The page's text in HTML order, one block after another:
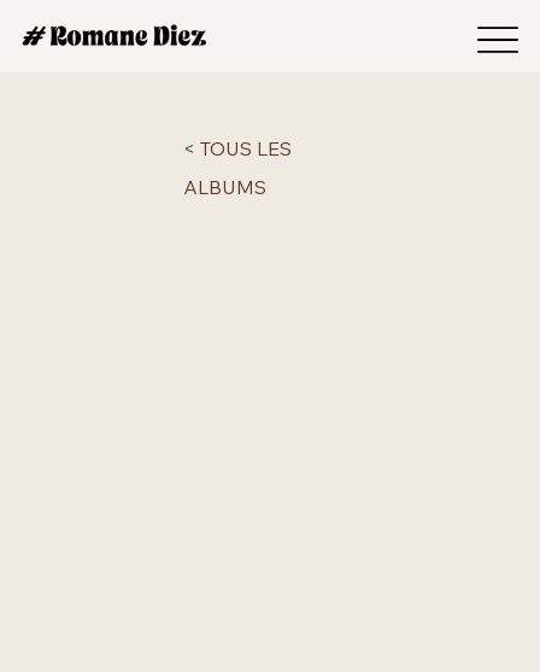
< TOUS LES
ALBUMS